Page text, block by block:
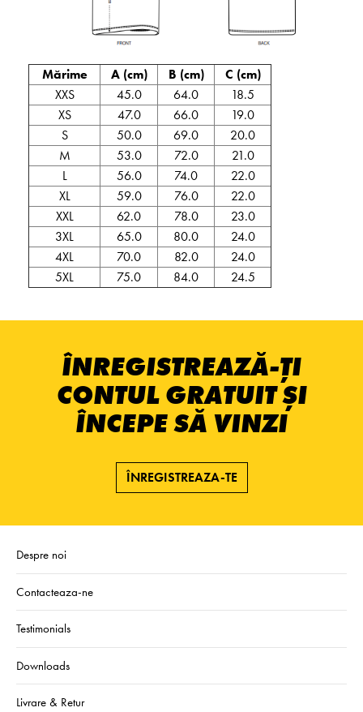
Mărime A (cm) B (cm)
C (cm)
XXS
45.0 64.0
18.5
XS
47.0 66.0
19.0
S
50.0 69.0
20.0
M
53.0 72.0
21.0
L
56.0 74.0
22.0
XL
59.0 76.0
22.0
XXL
62.0 78.0
23.0
3XL
65.0 80.0
24.0
4XL
70.0 82.0
24.0
5XL
75.0 84.0 24.5
ÎNREGISTREAZĂ-ȚI
CONTUL GRATUIT ȘI
ÎNCEPE SĂ VINZI
ÎNREGISTREAZA-TE
Despre noi
Contacteaza-ne
Testimonials
Downloads
Livrare & Retur